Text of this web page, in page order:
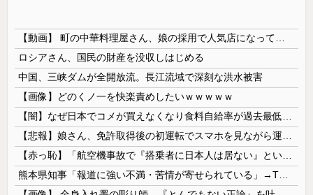
ロシアさん、国民の財産を没収しはじめる
中国、三峡ダムが全開放流。長江流域で深刻な洪水被害
【画像】どのくノ一を快楽責めしたいｗｗｗｗｗ